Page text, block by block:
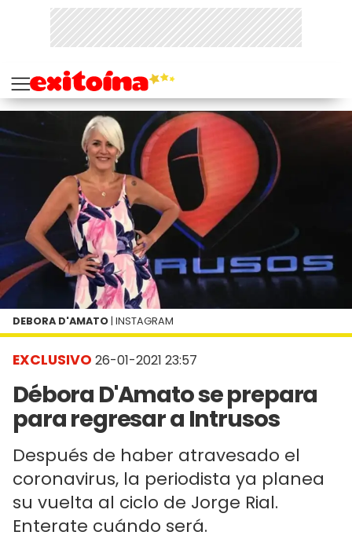
EXCLUSIVO 26-01-2021 23:57
Débora D'Amato se prepara
para regresar a Intrusos
Después de haber atravesado el
coronavirus, la periodista ya planea
su vuelta al ciclo de Jorge Rial.
Enterate cuándo será.
DEBORA D'AMATO | INSTAGRAM